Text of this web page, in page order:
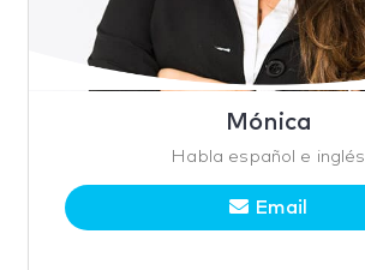
Mónica
Habla español e inglés
Email